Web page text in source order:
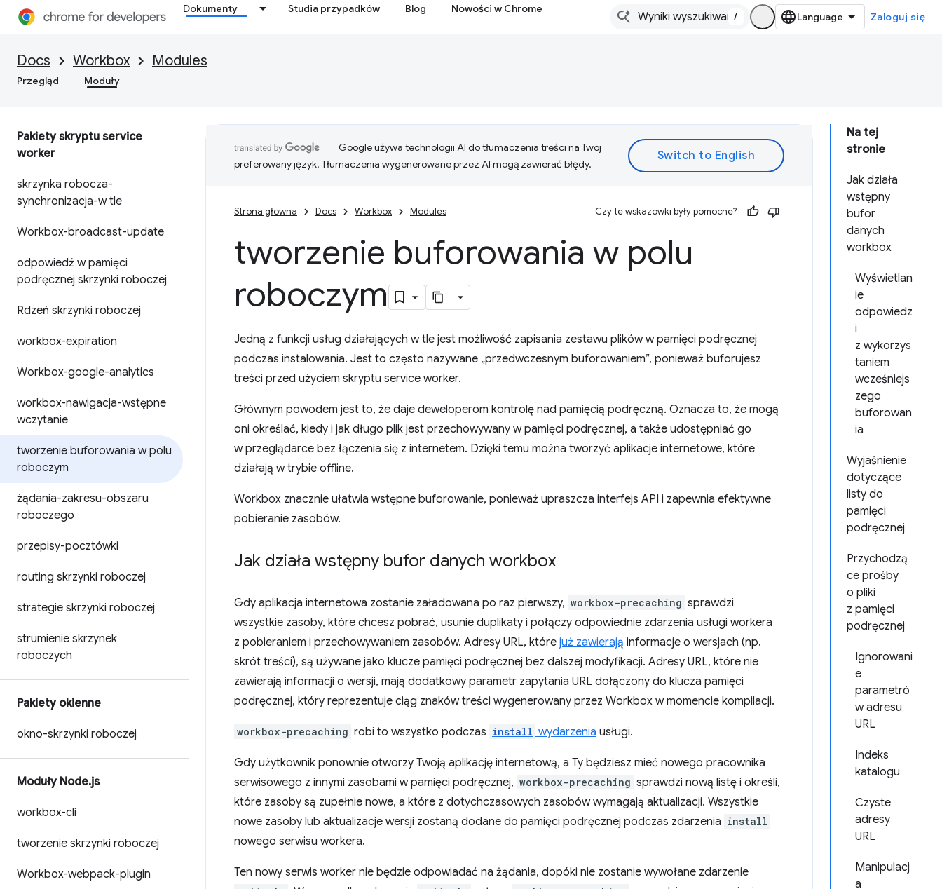
Dokumenty Studia przypadków Blog Nowości w Chrome
/ Zaloguj się
Docs Workbox Modules
Przegląd Moduły
Pakiety skryptu service
worker
skrzynka robocza-
synchronizacja-w tle
Workbox-broadcast-update
odpowiedź w pamięci
podręcznej skrzynki roboczej
Rdzeń skrzynki roboczej
workbox-expiration
Workbox-google-analytics
workbox-nawigacja-wstępne
wczytanie
tworzenie buforowania w polu
roboczym
żądania-zakresu-obszaru
roboczego
przepisy-pocztówki
routing skrzynki roboczej
strategie skrzynki roboczej
strumienie skrzynek
roboczych
Pakiety okienne
okno-skrzynki roboczej
Moduły Node.js
workbox-cli
tworzenie skrzynki roboczej
Workbox-webpack-plugin
Na tej
stronie
Jak działa
wstępny
bufor
danych
workbox
Wyświetlan
ie
odpowiedz
i
z wykorzys
taniem
wcześniejs
zego
buforowan
ia
Wyjaśnienie
dotyczące
listy do
pamięci
podręcznej
Przychodzą
ce prośby
o pliki
z pamięci
podręcznej
Ignorowani
e
parametró
w adresu
URL
Indeks
katalogu
Czyste
adresy
URL
Manipulacj
a
Google używa technologii AI do tłumaczenia treści na Twój
preferowany język. Tłumaczenia wygenerowane przez AI mogą zawierać błędy.
Strona główna Docs Workbox Modules Czy te wskazówki były pomocne?
tworzenie buforowania w polu
roboczym
Jedną z funkcji usług działających w tle jest możliwość zapisania zestawu plików w pamięci podręcznej
podczas instalowania. Jest to często nazywane „przedwczesnym buforowaniem”, ponieważ buforujesz
treści przed użyciem skryptu service worker.
Głównym powodem jest to, że daje deweloperom kontrolę nad pamięcią podręczną. Oznacza to, że mogą
oni określać, kiedy i jak długo plik jest przechowywany w pamięci podręcznej, a także udostępniać go
w przeglądarce bez łączenia się z internetem. Dzięki temu można tworzyć aplikacje internetowe, które
działają w trybie offline.
Workbox znacznie ułatwia wstępne buforowanie, ponieważ upraszcza interfejs API i zapewnia efektywne
pobieranie zasobów.
Jak działa wstępny bufor danych workbox
Gdy aplikacja internetowa zostanie załadowana po raz pierwszy, workbox-precaching sprawdzi
wszystkie zasoby, które chcesz pobrać, usunie duplikaty i połączy odpowiednie zdarzenia usługi workera
z pobieraniem i przechowywaniem zasobów. Adresy URL, które już zawierają informacje o wersjach (np.
skrót treści), są używane jako klucze pamięci podręcznej bez dalszej modyfikacji. Adresy URL, które nie
zawierają informacji o wersji, mają dodatkowy parametr zapytania URL dołączony do klucza pamięci
podręcznej, który reprezentuje ciąg znaków treści wygenerowany przez Workbox w momencie kompilacji.
workbox-precaching robi to wszystko podczas install wydarzenia usługi.
Gdy użytkownik ponownie otworzy Twoją aplikację internetową, a Ty będziesz mieć nowego pracownika
serwisowego z innymi zasobami w pamięci podręcznej, workbox-precaching sprawdzi nową listę i określi,
które zasoby są zupełnie nowe, a które z dotychczasowych zasobów wymagają aktualizacji. Wszystkie
nowe zasoby lub aktualizacje wersji zostaną dodane do pamięci podręcznej podczas zdarzenia install
nowego serwisu workera.
Ten nowy serwis worker nie będzie odpowiadać na żądania, dopóki nie zostanie wywołane zdarzenie